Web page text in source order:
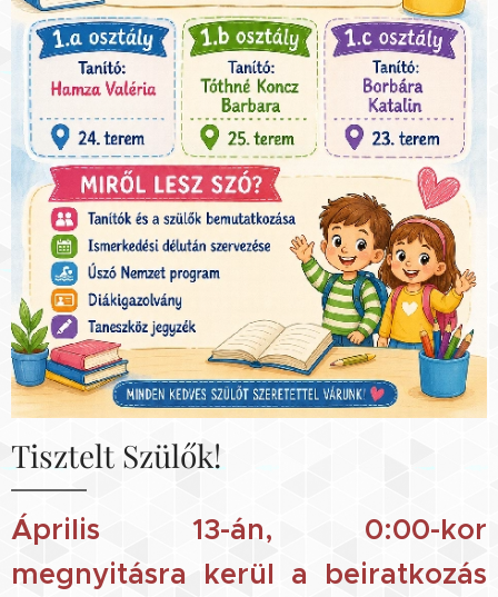
Tisztelt Szülők!
Április 13-án, 0:00-kor
megnyitásra kerül a beiratkozás